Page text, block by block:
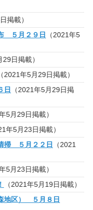
掲載）
５月２９日
（2021年5
29日掲載）
（2021年5月29日掲載）
日
（2021年5月29日掲
5月29日掲載）
年5月23日掲載）
掃 ５月２２日
（2021
5月23日掲載）
（2021年5月19日掲載）
地区） ５月８日